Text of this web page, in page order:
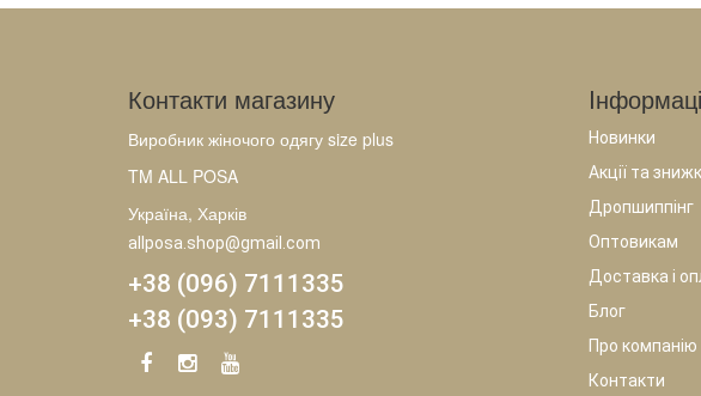
Контакти магазину
Виробник жіночого одягу size plus
TM ALL POSA
Україна, Харків
allposa.shop@gmail.com
+38 (096) 7111335
+38 (093) 7111335
Новинки
Акції та
Дропшиппінг
Оптовикам
Доставка і
Блог
Про компанію
Контакти